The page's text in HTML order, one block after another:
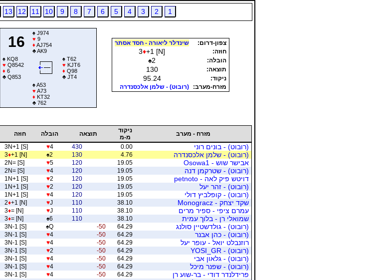
1
2
3
4
5
6
7
8
9
10
11
12
13
צפון-דרום:
שינדלר ליאורה - חסד אסתר
חוזה:
3♦+1 [N]
הובלה: ♠2
תוצאה: 130
ניקוד: 95.24
מזרח-מערב: (רובוט) - שלמן אלכסנדרה
16
♠ J974
♥ 9
♦ AJ754
♣AK9
♠ KQ8
♥ Q8542
♦ 6
♣ Q853
♠ T62
♥ KJT6
♦ Q98
♣ JT4
♠A53
♥ A73
♦ KT32
♣ 762
מזרח - מערב
ניקוד
מ-מ
תוצאה הובלה חוזה
(רובוט) - בונים רוני 0.00
430
♥4
3N+1 [S]
(רובוט) - שלמן אלכסנדרה
4.76
130
♠2
3♦+1 [N]
אבישר שוש - Osowa1
19.05
120
♥5
2N= [S]
(רובוט) - שטרקמן דנה
19.05
120
♥4
2N= [S]
דויטש פיק לאה - petnoto
19.05
120
♥2
1N+1 [S]
(רובוט) - זהר יעל
19.05
120
♥2
1N+1 [S]
(רובוט) - קופלביץ דולי
19.05
120
♥4
1N+1 [S]
שקד יצחק - Monogracz
38.10
110
♥J
2♦+1 [N]
עמרם ציפי - ספיר מרים
38.10
110
♥J
3♦= [N]
שמואלי רן - בלוך עמית
38.10
110
♠6
3♦= [N]
(רובוט) - גולדשטיין סולנג
64.29
-50
♠Q
3N-1 [S]
(רובוט) - כהן אבנר
64.29
-50
♥4
3N-1 [S]
רוזנבלט יואל - עופר יעל
64.29
-50
♥4
3N-1 [S]
(רובוט) - YOSI_GR
64.29
-50
♥2
3N-1 [S]
(רובוט) - גלאון אבי
64.29
-50
♥4
3N-1 [S]
(רובוט) - שפנר מיכל
64.29
-50
♥4
3N-1 [S]
פרידלנדר דודי - בר-שוע רן
64.29
-50
♥4
3N-1 [S]